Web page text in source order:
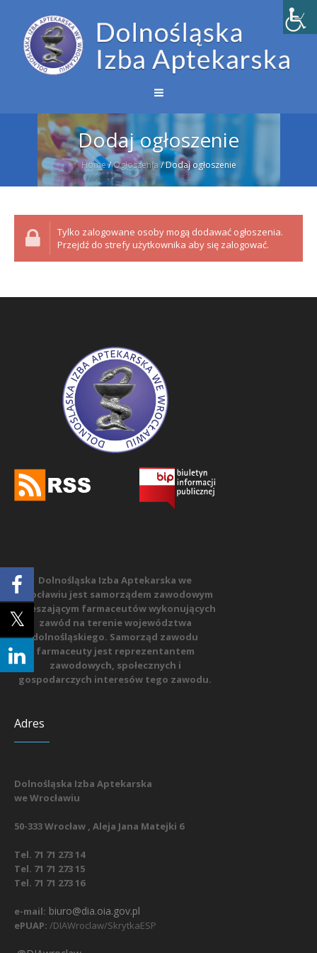
Dodaj ogłoszenie
Home/Ogłoszenia/Dodaj ogłoszenie
Tylko zalogowane osoby mogą dodawać ogłoszenia.
Przejdź do strefy użytkownika aby się zalogować.
Dolnośląska Izba Aptekarska we
Wrocławiu jest samorządem zawodowym
zrzeszającym farmaceutów wykonujących
zawód na terenie województwa
dolnośląskiego. Samorząd zawodu
farmaceuty jest reprezentantem
zawodowych, społecznych i
gospodarczych interesów tego zawodu.
Adres
Dolnośląska Izba Aptekarska
we Wrocławiu
50-333 Wrocław , Aleja Jana Matejki 6
Tel. 71 71 273 14
Tel. 71 71 273 15
Tel. 71 71 273 16
e-mail: biuro@dia.oia.gov.pl
ePUAP: /DIAWroclaw/SkrytkaESP